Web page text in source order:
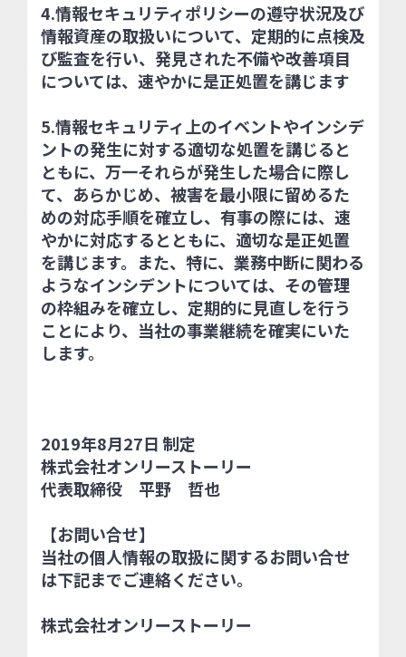
4.情報セキュリティポリシーの遵守状況及び
情報資産の取扱いについて、定期的に点検及
び監査を行い、発見された不備や改善項目
については、速やかに是正処置を講じます
5.情報セキュリティ上のイベントやインシデ
ントの発生に対する適切な処置を講じると
ともに、万一それらが発生した場合に際し
て、あらかじめ、被害を最小限に留めるた
めの対応手順を確立し、有事の際には、速
やかに対応するとともに、適切な是正処置
を講じます。また、特に、業務中断に関わる
ようなインシデントについては、その管理
の枠組みを確立し、定期的に見直しを行う
ことにより、当社の事業継続を確実にいた
します。
2019年8月27日 制定
株式会社オンリーストーリー
代表取締役 平野 哲也
【お問い合せ】
当社の個人情報の取扱に関するお問い合せ
は下記までご連絡ください。
株式会社オンリーストーリー